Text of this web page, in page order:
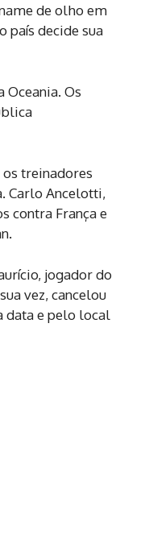
de olho em
país decide sua
Oceania. Os
treinadores
Carlo Ancelotti,
contra França e
jogador do
vez, cancelou
data e pelo local